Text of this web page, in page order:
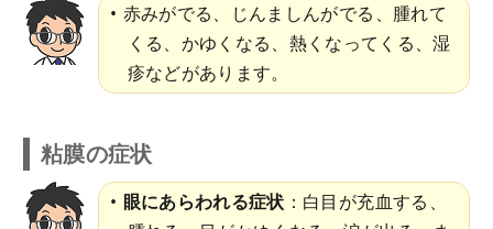
赤みがでる、じんましんがでる、腫れて
くる、かゆくなる、熱くなってくる、湿
疹などがあります。
粘膜の症状
眼にあらわれる症状 ：白目が充血する、